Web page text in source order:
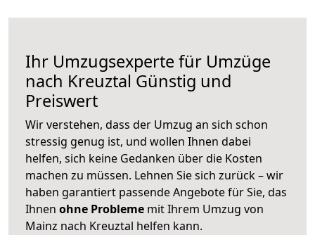
Ihr Umzugsexperte für Umzüge
nach Kreuztal Günstig und
Preiswert
Wir verstehen, dass der Umzug an sich schon
stressig genug ist, und wollen Ihnen dabei
helfen, sich keine Gedanken über die Kosten
machen zu müssen. Lehnen Sie sich zurück – wir
haben garantiert passende Angebote für Sie, das
Ihnen ohne Probleme mit Ihrem Umzug von
Mainz nach Kreuztal helfen kann.